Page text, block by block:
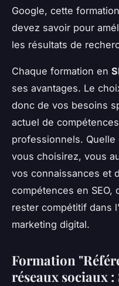
Google, cette
devez savoir pour
les résultats de
Chaque formation en
ses avantages. Le
donc de vos besoins
actuel de
professionnels.
vous choisirez, vous
vos connaissances et
compétences en
rester compétitif dans
marketing digital.
Formation
réseaux sociaux :